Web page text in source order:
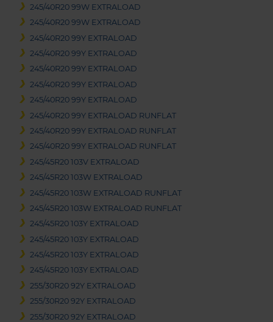
245/40R20 99W EXTRALOAD
245/40R20 99W EXTRALOAD
245/40R20 99Y EXTRALOAD
245/40R20 99Y EXTRALOAD
245/40R20 99Y EXTRALOAD
245/40R20 99Y EXTRALOAD
245/40R20 99Y EXTRALOAD
245/40R20 99Y EXTRALOAD RUNFLAT
245/40R20 99Y EXTRALOAD RUNFLAT
245/40R20 99Y EXTRALOAD RUNFLAT
245/45R20 103V EXTRALOAD
245/45R20 103W EXTRALOAD
245/45R20 103W EXTRALOAD RUNFLAT
245/45R20 103W EXTRALOAD RUNFLAT
245/45R20 103Y EXTRALOAD
245/45R20 103Y EXTRALOAD
245/45R20 103Y EXTRALOAD
245/45R20 103Y EXTRALOAD
255/30R20 92Y EXTRALOAD
255/30R20 92Y EXTRALOAD
255/30R20 92Y EXTRALOAD